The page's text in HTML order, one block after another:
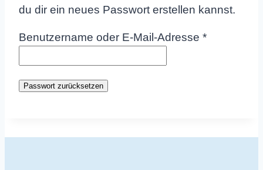
du dir ein neues Passwort erstellen kannst.
Benutzername oder E-Mail-Adresse *Erforderlich
Passwort zurücksetzen